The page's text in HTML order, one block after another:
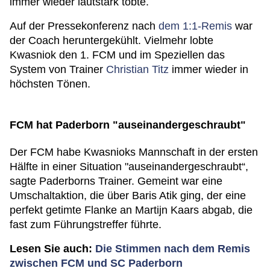
Auf der Pressekonferenz nach dem 1:1-Remis war
der Coach heruntergekühlt. Vielmehr lobte
Kwasniok den 1. FCM und im Speziellen das
System von Trainer Christian Titz immer wieder in
höchsten Tönen.
FCM hat Paderborn "auseinandergeschraubt"
Der FCM habe Kwasnioks Mannschaft in der ersten
Hälfte in einer Situation "auseinandergeschraubt“,
sagte Paderborns Trainer. Gemeint war eine
Umschaltaktion, die über Baris Atik ging, der eine
perfekt getimte Flanke an Martijn Kaars abgab, die
fast zum Führungstreffer führte.
Lesen Sie auch: Die Stimmen nach dem Remis
zwischen FCM und SC Paderborn